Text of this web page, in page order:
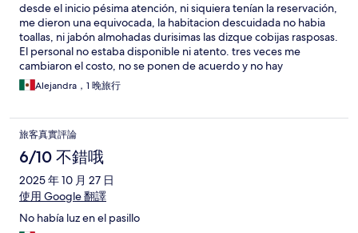
desde el inicio pésima atención, ni siquiera tenían la reservación,
me dieron una equivocada, la habitacion descuidada no habia
toallas, ni jabón almohadas durisimas las dizque cobijas rasposas.
El personal no estaba disponible ni atento. tres veces me
cambiaron el costo, no se ponen de acuerdo y no hay
comunicación entre las personas encargadas de llevar las
reservaciones en linea y los que atienden. Tenían descompuesta
libres. Carísimo $1500 una noche por un servicio pésimo.
Alejandra，1 晚旅行
旅客真實評論
6/10 不錯哦
2025 年 10 月 27 日
使用 Google 翻譯
No había luz en el pasillo